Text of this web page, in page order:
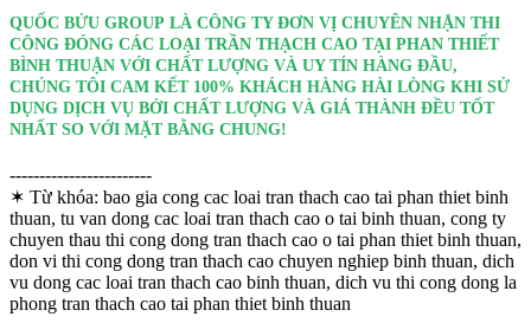
QUỐC BỬU GROUP LÀ CÔNG TY ĐƠN VỊ CHUYÊN NHẬN THI
CÔNG ĐÓNG CÁC LOẠI TRẦN THẠCH CAO TẠI PHAN THIẾT
BÌNH THUẬN VỚI CHẤT LƯỢNG VÀ UY TÍN HÀNG ĐẦU,
CHÚNG TÔI CAM KẾT 100% KHÁCH HÀNG HÀI LÒNG KHI SỬ
DỤNG DỊCH VỤ BỞI CHẤT LƯỢNG VÀ GIÁ THÀNH ĐỀU TỐT
NHẤT SO VỚI MẶT BẰNG CHUNG!
------------------------
✶ Từ khóa: bao gia cong cac loai tran thach cao tai phan thiet binh
thuan, tu van dong cac loai tran thach cao o tai binh thuan, cong ty
chuyen thau thi cong dong tran thach cao o tai phan thiet binh thuan,
don vi thi cong dong tran thach cao chuyen nghiep binh thuan, dich
vu dong cac loai tran thach cao binh thuan, dich vu thi cong dong la
phong tran thach cao tai phan thiet binh thuan